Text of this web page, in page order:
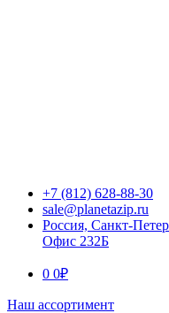
+7 (812) 628-88-30
sale@planetazip.ru
Россия, Санкт-
Офис 232Б
0 0₽
Наш ассортимент